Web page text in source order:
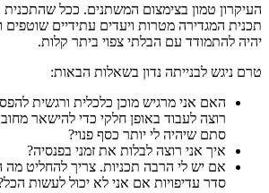
העיקרון טמון בצימצום המשתנים. ככל שהתכנית
תכנית המגדירה מטרות ויעדים עתידיים שוטפים
יהיה להתמודד עם הבלתי צפוי ביתר קלות.
טרם ניגש לבנייתה נדון בשאלות הבאות:
האם אני מרגיש מוכן כלכלית ורגשית
רוצה לעבוד באופן חלקי כדי להישאר
סתם שיהיה לי יותר כסף פנוי?
איך אני רוצה לבלות את זמני בפנסיה?
אם יש לי הרבה תכניות. צריך להחליט מה
סדר עדיפויות אם אני לא יכול לעשות